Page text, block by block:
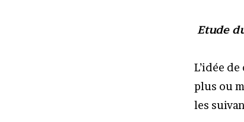
Etude
L’idée
plus ou
les